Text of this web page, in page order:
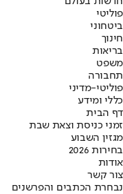
פוליטי
ביטחוני
חינוך
בריאות
משפט
תחבורה
פוליטי-מדיני
כללי ומידע
דף הבית
זמני כניסת וצאת שבת
מגזין השבוע
בחירות 2026
אודות
צור קשר
נבחרת הכתבים והפרשנים